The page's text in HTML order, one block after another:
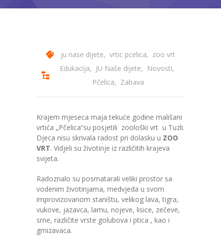
---- Kolibri
---- Lastavica
---- Poletarac
---- Snjeguljica
---- Sunčica
---- Zeko
---- Zvjezdica
---- Zvončica
ju nase dijete, vrtic pcelica, zoo vrt
Edukacija, JU Naše dijete, Novosti,
Pčelica, Zabava
Krajem mjeseca maja tekuće godine mališani
vrtića „Pčelica“su posjetili zoološki vrt u Tuzli.
Djeca nisu skrivala radost pri dolasku u ZOO
VRT. Vidjeli su životinje iz različitih krajeva
svijeta.
Radoznalo su posmatarali veliki prostor sa
vodenim životinjama, medvjeda u svom
improvizovanom staništu, velikog lava, tigra,
vukove, jazavca, lamu, nojeve, lisice, zečeve,
srne, različite vrste golubova i ptica , kao i
gmizavaca.